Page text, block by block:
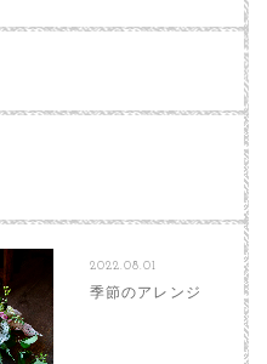
2022.08.01
季節のアレンジ